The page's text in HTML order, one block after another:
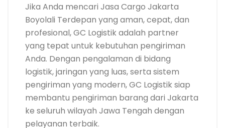
Jika Anda mencari Jasa Cargo Jakarta
Boyolali Terdepan yang aman, cepat, dan
profesional, GC Logistik adalah partner
yang tepat untuk kebutuhan pengiriman
Anda. Dengan pengalaman di bidang
logistik, jaringan yang luas, serta sistem
pengiriman yang modern, GC Logistik siap
membantu pengiriman barang dari Jakarta
ke seluruh wilayah Jawa Tengah dengan
pelayanan terbaik.